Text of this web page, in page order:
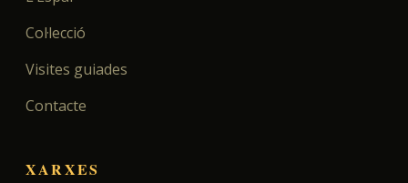
Col·lecció
Visites guiades
Contacte
XARXES